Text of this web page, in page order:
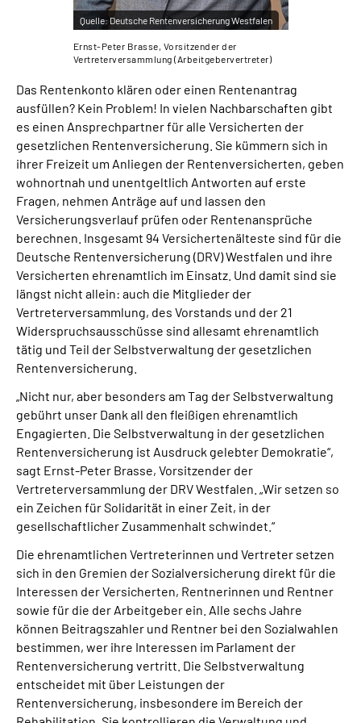
Quelle: Deutsche Rentenversicherung Westfalen
Ernst-Peter Brasse, Vorsitzender der
Vertreterversammlung (Arbeitgebervertreter)
Das Rentenkonto klären oder einen Rentenantrag
ausfüllen? Kein Problem! In vielen Nachbarschaften gibt
es einen Ansprechpartner für alle Versicherten der
gesetzlichen Rentenversicherung. Sie kümmern sich in
ihrer Freizeit um Anliegen der Rentenversicherten, geben
wohnortnah und unentgeltlich Antworten auf erste
Fragen, nehmen Anträge auf und lassen den
Versicherungsverlauf prüfen oder Rentenansprüche
berechnen. Insgesamt 94 Versichertenälteste sind für die
Deutsche Rentenversicherung (DRV) Westfalen und ihre
Versicherten ehrenamtlich im Einsatz. Und damit sind sie
längst nicht allein: auch die Mitglieder der
Vertreterversammlung, des Vorstands und der 21
Widerspruchsausschüsse sind allesamt ehrenamtlich
tätig und Teil der Selbstverwaltung der gesetzlichen
Rentenversicherung.
„Nicht nur, aber besonders am Tag der Selbstverwaltung
gebührt unser Dank all den fleißigen ehrenamtlich
Engagierten. Die Selbstverwaltung in der gesetzlichen
Rentenversicherung ist Ausdruck gelebter Demokratie“,
sagt Ernst-Peter Brasse, Vorsitzender der
Vertreterversammlung der DRV Westfalen. „Wir setzen so
ein Zeichen für Solidarität in einer Zeit, in der
gesellschaftlicher Zusammenhalt schwindet.“
Die ehrenamtlichen Vertreterinnen und Vertreter setzen
sich in den Gremien der Sozialversicherung direkt für die
Interessen der Versicherten, Rentnerinnen und Rentner
sowie für die der Arbeitgeber ein. Alle sechs Jahre
können Beitragszahler und Rentner bei den Sozialwahlen
bestimmen, wer ihre Interessen im Parlament der
Rentenversicherung vertritt. Die Selbstverwaltung
entscheidet mit über Leistungen der
Rentenversicherung, insbesondere im Bereich der